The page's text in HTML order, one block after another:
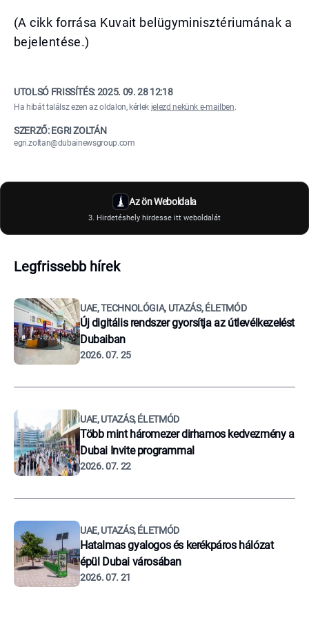
(A cikk forrása Kuvait belügyminisztériumának a
bejelentése.)
UTOLSÓ FRISSÍTÉS:2025. 09. 28 12:18
Ha hibát találsz ezen az oldalon, kérlek jelezd nekünk e-mailben.
SZERZŐ: EGRI ZOLTÁN
egri.zoltan@dubainewsgroup.com
Az ön Weboldala
3. Hirdetéshely hirdesse itt weboldalát
Legfrissebb hírek
UAE, TECHNOLÓGIA, UTAZÁS, ÉLETMÓD
Új digitális rendszer gyorsítja az útlevélkezelést
Dubaiban
2026. 07. 25
UAE, UTAZÁS, ÉLETMÓD
Több mint háromezer dirhamos kedvezmény a
Dubai Invite programmal
2026. 07. 22
UAE, UTAZÁS, ÉLETMÓD
Hatalmas gyalogos és kerékpáros hálózat
épül Dubai városában
2026. 07. 21